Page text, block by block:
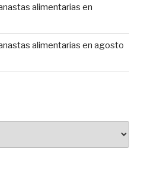
alimentarias en
alimentarias en agosto